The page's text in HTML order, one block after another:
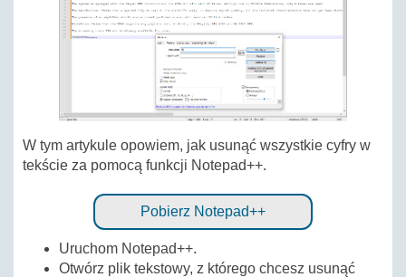
W tym artykule opowiem, jak usunąć wszystkie cyfry w
tekście za pomocą funkcji Notepad++.
Pobierz Notepad++
Uruchom Notepad++.
Otwórz plik tekstowy, z którego chcesz usunąć